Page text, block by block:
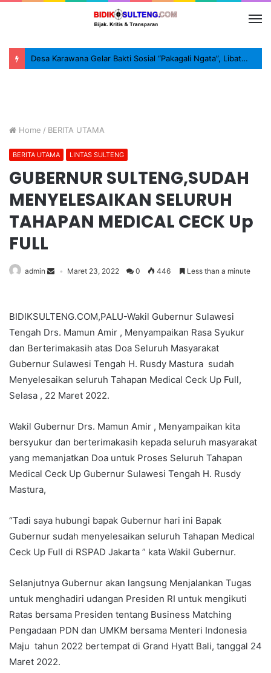
Desa Karawana Gelar Bakti Sosial “Pakagali Ngata”, Libatkan TNI, Polri dan Masyarakat
Home / BERITA UTAMA
BERITA UTAMA LINTAS SULTENG
GUBERNUR SULTENG,SUDAH
MENYELESAIKAN SELURUH
TAHAPAN MEDICAL CECK Up
FULL
admin Maret 23, 2022 0 446 Less than a minute
BIDIKSULTENG.COM,PALU-Wakil Gubernur Sulawesi
Tengah Drs. Mamun Amir , Menyampaikan Rasa Syukur
dan Berterimakasih atas Doa Seluruh Masyarakat
Gubernur Sulawesi Tengah H. Rusdy Mastura sudah
Menyelesaikan seluruh Tahapan Medical Ceck Up Full,
Selasa , 22 Maret 2022.
Wakil Gubernur Drs. Mamun Amir , Menyampaikan kita
bersyukur dan berterimakasih kepada seluruh masyarakat
yang memanjatkan Doa untuk Proses Seluruh Tahapan
Medical Ceck Up Gubernur Sulawesi Tengah H. Rusdy
Mastura,
“Tadi saya hubungi bapak Gubernur hari ini Bapak
Gubernur sudah menyelesaikan seluruh Tahapan Medical
Ceck Up Full di RSPAD Jakarta ” kata Wakil Gubernur.
Selanjutnya Gubernur akan langsung Menjalankan Tugas
untuk menghadiri udangan Presiden RI untuk mengikuti
Ratas bersama Presiden tentang Business Matching
Pengadaan PDN dan UMKM bersama Menteri Indonesia
Maju tahun 2022 bertempat di Grand Hyatt Bali, tanggal 24
Maret 2022.